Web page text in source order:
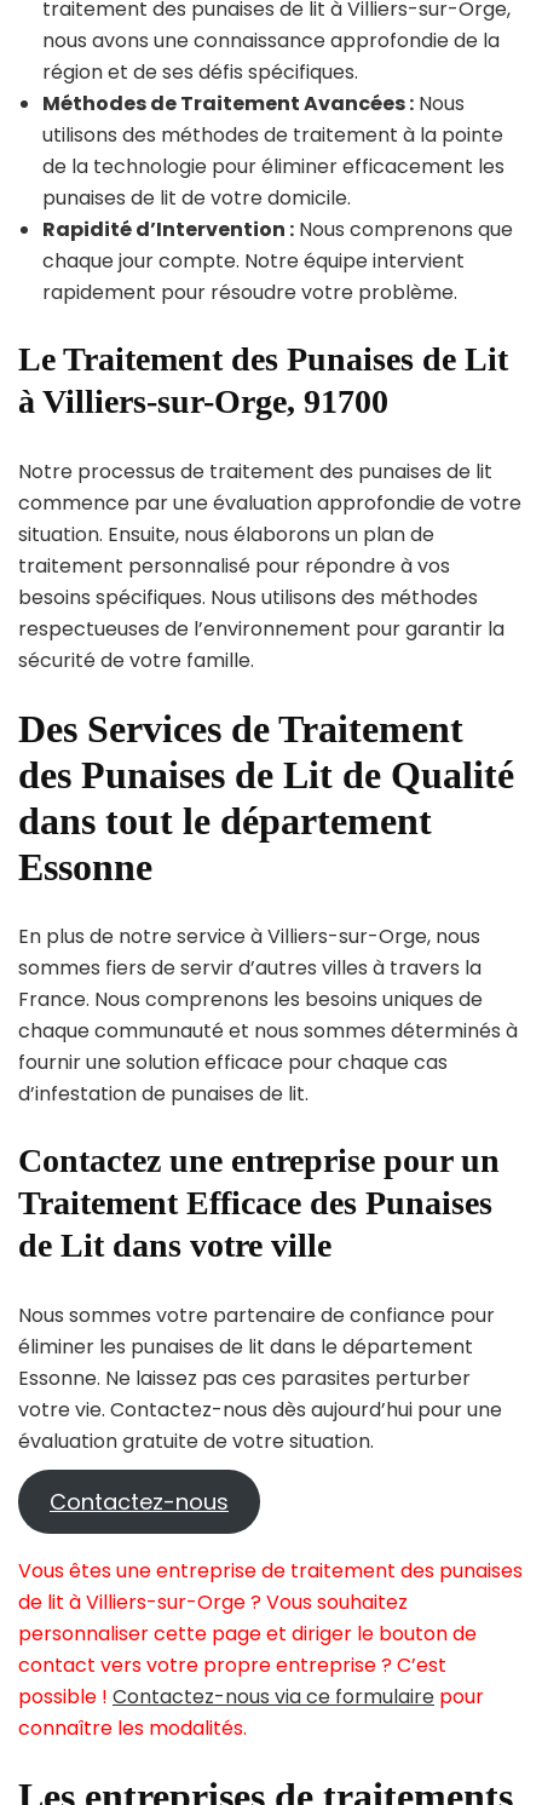
traitement des punaises de lit à Villiers-sur-Orge,
nous avons une connaissance approfondie de la
région et de ses défis spécifiques.
Méthodes de Traitement Avancées : Nous
utilisons des méthodes de traitement à la pointe
de la technologie pour éliminer efficacement les
punaises de lit de votre domicile.
Rapidité d’Intervention : Nous comprenons que
chaque jour compte. Notre équipe intervient
rapidement pour résoudre votre problème.
Le Traitement des Punaises de Lit
à Villiers-sur-Orge, 91700
Notre processus de traitement des punaises de lit
commence par une évaluation approfondie de votre
situation. Ensuite, nous élaborons un plan de
traitement personnalisé pour répondre à vos
besoins spécifiques. Nous utilisons des méthodes
respectueuses de l’environnement pour garantir la
sécurité de votre famille.
Des Services de Traitement
des Punaises de Lit de Qualité
dans tout le département
Essonne
En plus de notre service à Villiers-sur-Orge, nous
sommes fiers de servir d’autres villes à travers la
France. Nous comprenons les besoins uniques de
chaque communauté et nous sommes déterminés à
fournir une solution efficace pour chaque cas
d’infestation de punaises de lit.
Contactez une entreprise pour un
Traitement Efficace des Punaises
de Lit dans votre ville
Nous sommes votre partenaire de confiance pour
éliminer les punaises de lit dans le département
Essonne. Ne laissez pas ces parasites perturber
votre vie. Contactez-nous dès aujourd’hui pour une
évaluation gratuite de votre situation.
Contactez-nous
Vous êtes une entreprise de traitement des punaises
de lit à Villiers-sur-Orge ? Vous souhaitez
personnaliser cette page et diriger le bouton de
contact vers votre propre entreprise ? C’est
possible ! Contactez-nous via ce formulaire pour
connaître les modalités.